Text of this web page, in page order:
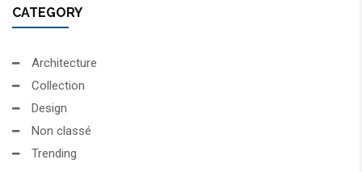
CATEGORY
Architecture
Collection
Design
Non classé
Trending